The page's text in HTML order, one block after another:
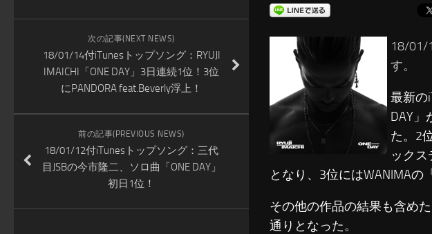
18/01/
す。
最新の
DAY」
た。2
ック
となり、3位にはWANIMAの
その他の作品の結果も含め
通りとなった。
次の記事(NEXT NEWS)
18/01/14付iTunesトップソング：RYUJI
IMAICHI「ONE DAY」3日連続1位！3位
にPANDORA feat.Beverly浮上！
前の記事(PREVIOUS NEWS)
18/01/12付iTunesトップソング：三代
目JSBの今市隆二、ソロ曲「ONE DAY」
初日1位！